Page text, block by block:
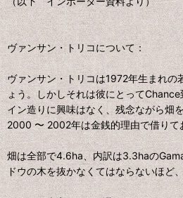
ヴァンサン・トリコについて：
ヴァンサン・トリコは1972年生まれの
ょう。しかしそれは彼にとって
イン造りに興味はなく、残念ながら畑
2000 〜 2002年は金銭的理由で借り
畑は全部で4.6ha、内訳は3.3haの
ドウの木を抜かなくてはならないほど